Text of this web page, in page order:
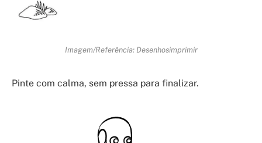
Imagem/Referência: Desenhosimprimir
Pinte com calma, sem pressa para finalizar.